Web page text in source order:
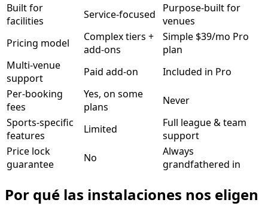
Built for
facilities
Service-focused
Purpose-built for
venues
Pricing model
Complex tiers +
add-ons
Simple $39/mo Pro
plan
Multi-venue
support
Paid add-on
Included in Pro
Per-booking
fees
Yes, on some
plans
Never
Sports-specific
features
Limited
Full league & team
support
Price lock
guarantee
No
Always
grandfathered in
Por qué las instalaciones nos eligen